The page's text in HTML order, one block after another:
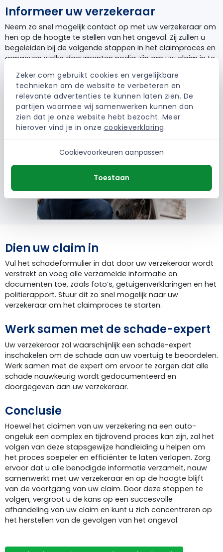
Zeker.com gebruikt cookies en vergelijkbare
technieken om de website te verbeteren en
relevante advertenties te kunnen laten zien. De
partijen waarmee wij samenwerken kunnen dan
zien dat je onze website hebt bezocht. Meer
hierover vind je in onze cookieverklaring.
Cookievoorkeuren aanpassen
Toestaan
Informeer uw verzekeraar
Neem zo snel mogelijk contact op met uw verzekeraar om
hen op de hoogte te stellen van het ongeval. Zij zullen u
begeleiden bij de volgende stappen in het claimproces en
aangeven welke documenten nodig zijn om uw claim in te
Dien uw claim in
Vul het schadeformulier in dat door uw verzekeraar wordt
verstrekt en voeg alle verzamelde informatie en
documenten toe, zoals foto’s, getuigenverklaringen en het
politierapport. Stuur dit zo snel mogelijk naar uw
verzekeraar om het claimproces te starten.
Werk samen met de schade-expert
Uw verzekeraar zal waarschijnlijk een schade-expert
inschakelen om de schade aan uw voertuig te beoordelen.
Werk samen met de expert om ervoor te zorgen dat alle
schade nauwkeurig wordt gedocumenteerd en
doorgegeven aan uw verzekeraar.
Conclusie
Hoewel het claimen van uw verzekering na een auto-
ongeluk een complex en tijdrovend proces kan zijn, zal het
volgen van deze stapsgewijze handleiding u helpen om
het proces soepeler en efficiënter te laten verlopen. Zorg
ervoor dat u alle benodigde informatie verzamelt, nauw
samenwerkt met uw verzekeraar en op de hoogte blijft
van de voortgang van uw claim. Door deze stappen te
volgen, vergroot u de kans op een succesvolle
afhandeling van uw claim en kunt u zich concentreren op
het herstellen van de gevolgen van het ongeval.